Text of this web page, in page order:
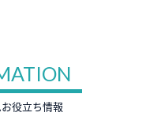
役立ち情報